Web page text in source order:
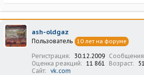
а
к
ц
и
и
ash-oldgaz
Пользователь 10 лет на форуме
Регистрация 30.12.2009 Сообщения
Оценка реакций
11 861 Возраст 51
Сайт
vk.com